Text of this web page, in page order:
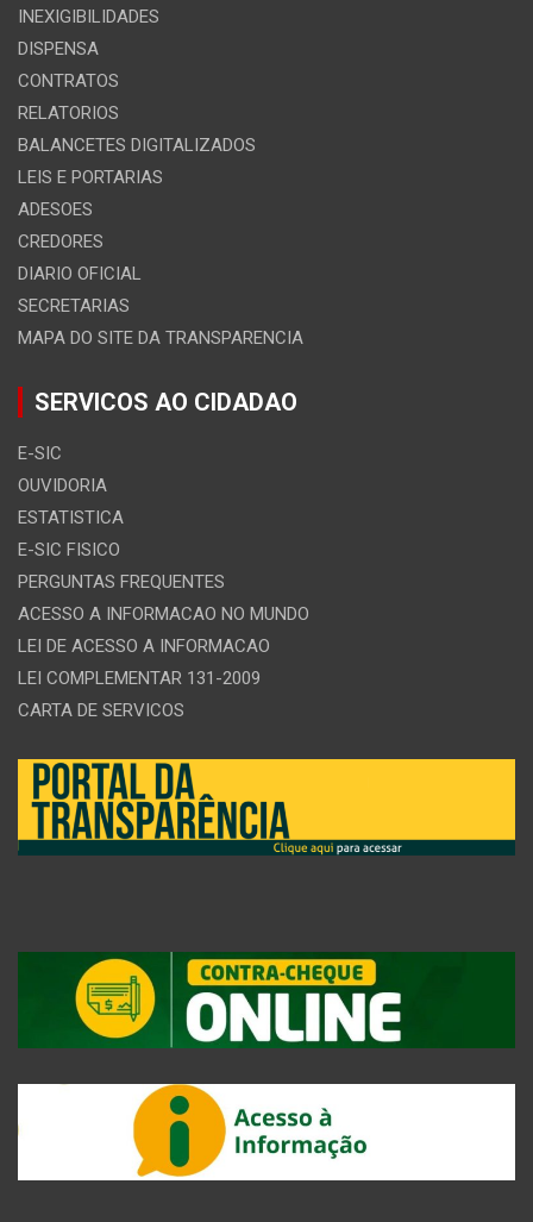
INEXIGIBILIDADES
DISPENSA
CONTRATOS
RELATORIOS
BALANCETES DIGITALIZADOS
LEIS E PORTARIAS
ADESOES
CREDORES
DIARIO OFICIAL
SECRETARIAS
MAPA DO SITE DA TRANSPARENCIA
SERVICOS AO CIDADAO
E-SIC
OUVIDORIA
ESTATISTICA
E-SIC FISICO
PERGUNTAS FREQUENTES
ACESSO A INFORMACAO NO MUNDO
LEI DE ACESSO A INFORMACAO
LEI COMPLEMENTAR 131-2009
CARTA DE SERVICOS